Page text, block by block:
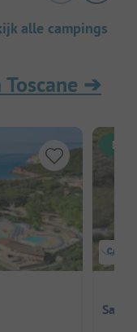
alle campings
➔